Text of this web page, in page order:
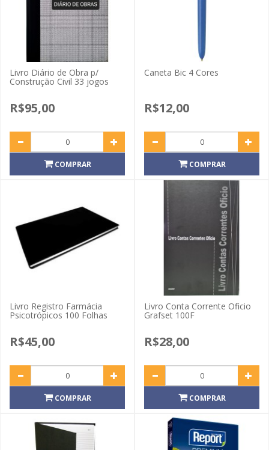
Livro Diário de Obra p/
Construção Civil 33 jogos
R$95,00
COMPRAR
Caneta Bic 4 Cores
R$12,00
COMPRAR
Livro Registro Farmácia
Psicotrópicos 100 Folhas
R$45,00
COMPRAR
Livro Conta Corrente Oficio
Grafset 100F
R$28,00
COMPRAR